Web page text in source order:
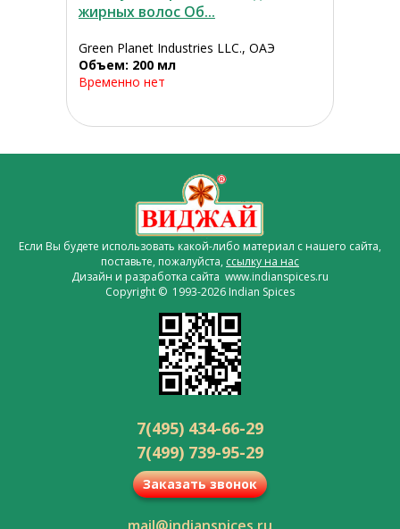
жирных волос Об...
Green Planet Industries LLC., ОАЭ
Объем: 200 мл
Временно нет
Если Вы будете использовать какой-либо материал с нашего сайта,
поставьте, пожалуйста, ссылку на нас
Дизайн и разработка сайта www.indianspices.ru
Copyright © 1993-2026 Indian Spices
7(495) 434-66-29
7(499) 739-95-29
Заказать звонок